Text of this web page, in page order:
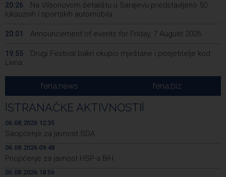
20:26
Na Vilsonovom šetalištu u Sarajevu predstavljeno 50
luksuznih i sportskih automobila
20:01 Announcement of events for Friday, 7 August 2026
19:55
Drugi Festival bakri okupio mještane i posjetitelje kod
Livna
Novi Travnik receives first direct EU funding for UNESCO
heritage project
19:33
Crishock: OHR maintains an open dialogue with all
political stakeholders in BiH
19:32
Velika nagrada Britanije ostaje u MotoGP kalendaru do
2028. godine
19:29
Španska krajnja ljevica i desnica ujedinjene protiv
fena.news fena.biz
STRANAČKE AKTIVNOSTI
06.08.2026 12:35
Saopćenje za javnost SDA
06.08.2026 09:48
Priopćenje za javnost HSP-a BiH
05.08.2026 18:56